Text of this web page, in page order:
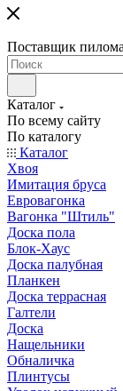
Поставщик
Каталог
По всему сайту
По каталогу
Каталог
Хвоя
Имитация бруса
Евровагонка
Вагонка "Штиль"
Доска пола
Блок-Хаус
Доска палубная
Планкен
Доска террасная
Галтели
Доска
Нащельники
Обналичка
Плинтусы